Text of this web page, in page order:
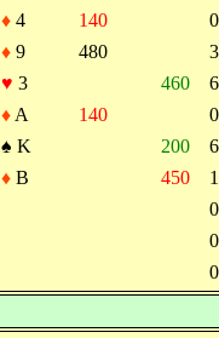
♦ 4 140
♦ 9 480
♥ 3 460
♦ A 140
♠ K 200
♦ B 450